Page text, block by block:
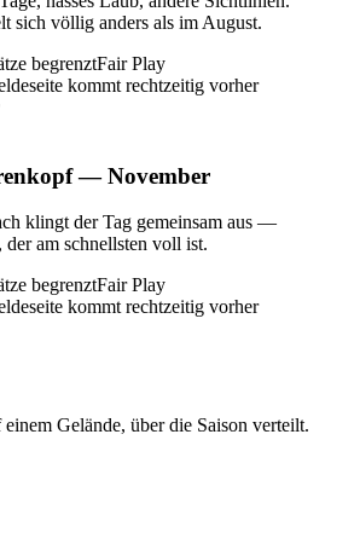
sich völlig anders als im August.
begrenztFair Play
kommt rechtzeitig vorher
— November
klingt der Tag gemeinsam aus —
am schnellsten voll ist.
begrenztFair Play
kommt rechtzeitig vorher
Gelände, über die Saison verteilt.